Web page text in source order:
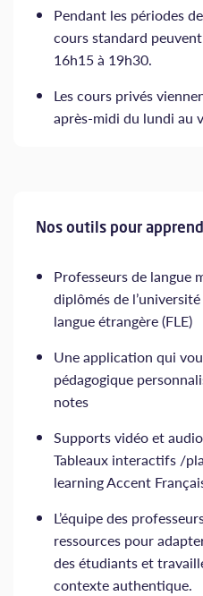
Pendant les périodes
cours standard
16h15 à 19h30.
Les cours privés
après-midi du lundi au
Nos outils pour
Professeurs de langue
diplômés de
langue étrangère (FLE)
Une application qui
pédagogique
notes
Supports vidéo et
Tableaux interactifs /
learning Accent
L’équipe des
ressources pour
des étudiants et
contexte authentique.